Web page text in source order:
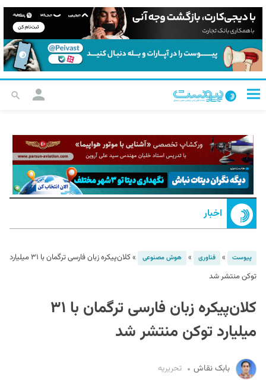
اخبار
پیوست » فناوری » هوش مصنوعی »
کلان‌پیکره زبان فارسی ترگمان با ۳۱ میلیارد
توکن منتشر شد
کلان‌پیکره زبان فارسی ترگمان با ۳۱
میلیارد توکن منتشر شد
بابک نقاش تحریریه